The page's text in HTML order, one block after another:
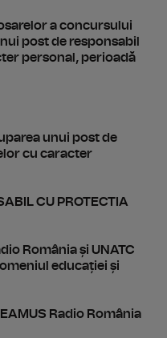
a concursului
post de responsabil
personal, perioadă
unui post de
cu caracter
CU PROTECTIA
România și UNATC
educației și
Radio România